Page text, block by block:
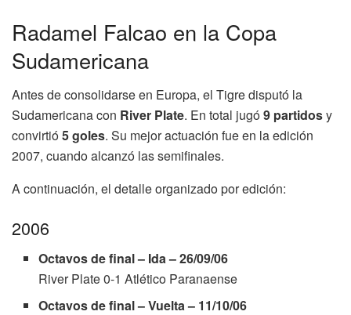
Radamel Falcao en la Copa
Sudamericana
Antes de consolidarse en Europa, el Tigre disputó la
Sudamericana con River Plate. En total jugó9 partidosy
convirtió5 goles. Su mejor actuación fue en la edición
2007, cuando alcanzó las semifinales.
A continuación, el detalle organizado por edición:
2006
Octavos de final – Ida – 26/09/06
River Plate 0-1 Atlético Paranaense
Octavos de final – Vuelta – 11/10/06